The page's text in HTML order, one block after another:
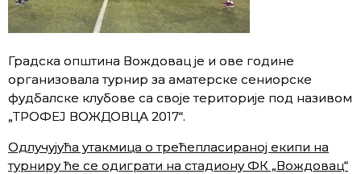
Градска општина Вождовац је и ове године
организовала турнир за аматерске сениорске
фудбалске клубове са своје територије под називом
„ТРОФЕЈ ВОЖДОВЦА 2017“.
Одлучујућа утакмица о трећепласираној екипи на
турниру ће се одиграти на стадиону ФК „Вождовац“